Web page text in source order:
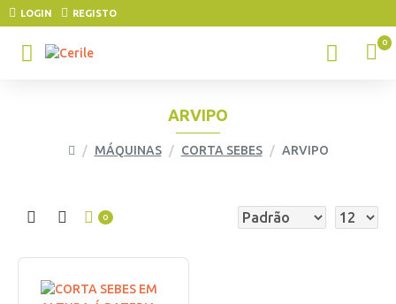
LOGIN REGISTO
0
MÁQUINAS CORTA SEBES ARVIPO
ARVIPO
0